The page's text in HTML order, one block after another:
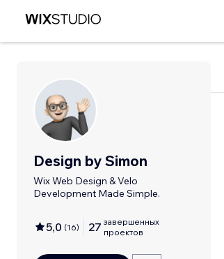
Design by Simon
Wix Web Design & Velo
Development Made Simple.
5,0 (16) 27 завершенных
проектов